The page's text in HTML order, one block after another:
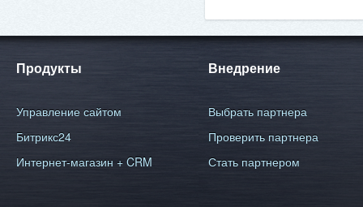
Продукты
Управление сайтом
Битрикс24
Интернет-магазин + CRM
Внедрение
Выбрать партнера
Проверить партнера
Стать партнером